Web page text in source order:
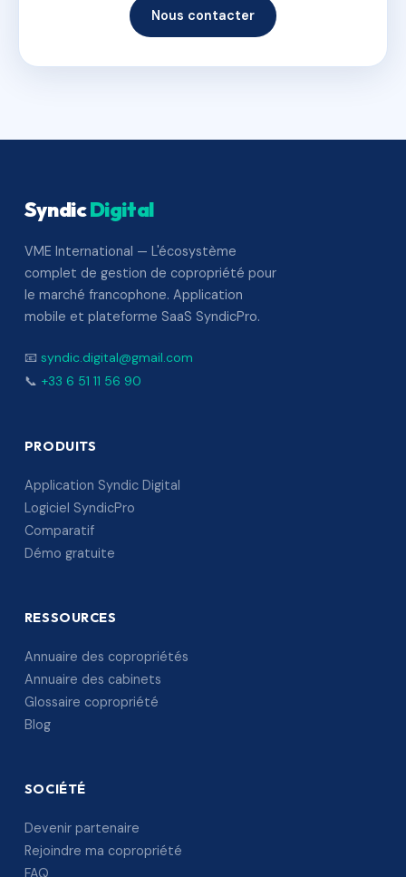
Nous contacter
SyndicDigital
VME International — L'écosystème
complet de gestion de copropriété pour
le marché francophone. Application
mobile et plateforme SaaS SyndicPro.
📧 syndic.digital@gmail.com
📞 +33 6 51 11 56 90
PRODUITS
Application Syndic Digital
Logiciel SyndicPro
Comparatif
Démo gratuite
RESSOURCES
Annuaire des copropriétés
Annuaire des cabinets
Glossaire copropriété
Blog
SOCIÉTÉ
Devenir partenaire
Rejoindre ma copropriété
FAQ